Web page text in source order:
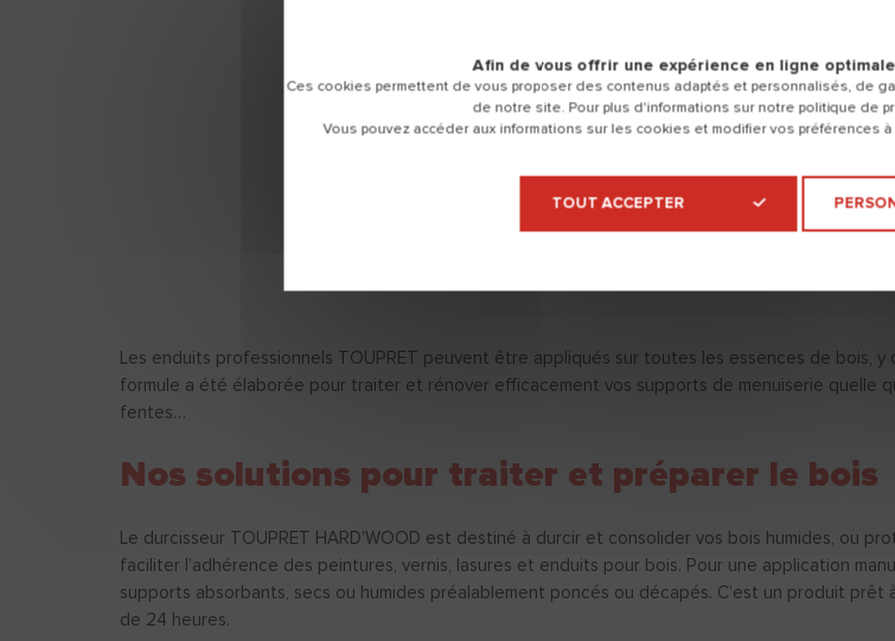
Les enduits professionnels TOUPRET peuvent être appliqués sur toutes les essences de bois,
formule a été élaborée pour traiter et rénover efficacement vos supports de menuiserie quelle
fentes…
Nos solutions pour traiter et préparer le bois
Le durcisseur TOUPRET HARD'WOOD est destiné à durcir et consolider vos bois humides, ou
faciliter l’adhérence des peintures, vernis, lasures et enduits pour bois. Pour une application
supports absorbants, secs ou humides préalablement poncés ou décapés. C’est un produit
de 24 heures.
Afin de vous offrir une expérience en ligne
Ces cookies permettent de vous proposer des contenus adaptés et personnalisés, de
de notre site. Pour plus d'informations sur notre politique de
Vous pouvez accéder aux informations sur les cookies et modifier vos préférences
TOUT ACCEPTER